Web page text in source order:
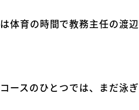
体育の時間で教務主任の渡辺
ースのひとつでは、まだ泳ぎ